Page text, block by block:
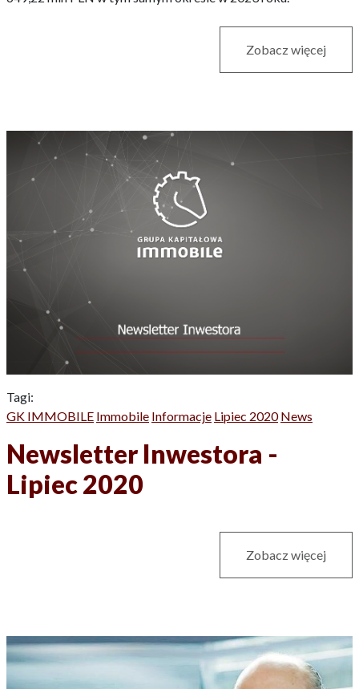
Zobacz więcej
Tagi:
GK IMMOBILE Immobile Informacje Lipiec 2020 News
Newsletter Inwestora -
Lipiec 2020
Zobacz więcej